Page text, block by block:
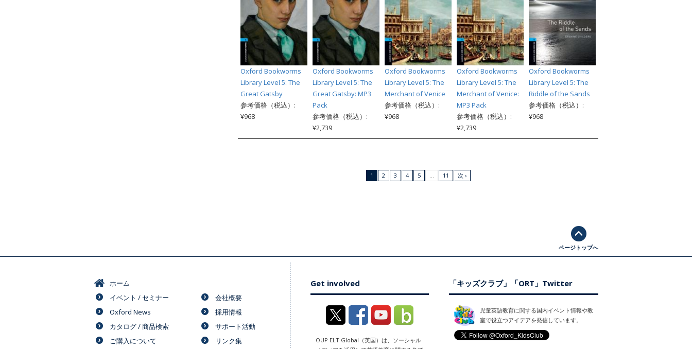
Oxford Bookworms
Library Level 5: The
Great Gatsby
参考価格（税込）:
¥968
Oxford Bookworms
Library Level 5: The
Great Gatsby: MP3
Pack
参考価格（税込）:
¥2,739
Oxford Bookworms
Library Level 5: The
Merchant of Venice
参考価格（税込）:
¥968
Oxford Bookworms
Library Level 5: The
Merchant of Venice:
MP3 Pack
参考価格（税込）:
¥2,739
Oxford Bookworms
Library Level 5: The
Riddle of the Sands
参考価格（税込）:
¥968
1 2 3 4 5 … 11 次 ›
ページトップへ
ホーム
イベント / セミナー
Oxford News
カタログ / 商品検索
ご購入について
会社概要
採用情報
サポート活動
リンク集
Get involved
OUP ELT Global（英国）は、ソーシャル
「キッズクラブ」「ORT」Twitter
児童英語教育に関する国内イベント情報や教
室で役立つアイデアを発信しています。